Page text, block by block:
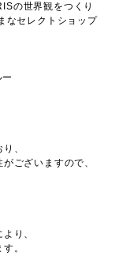
の世界観をつくり
なセレクトショップ
、
ございますので、
り、
。